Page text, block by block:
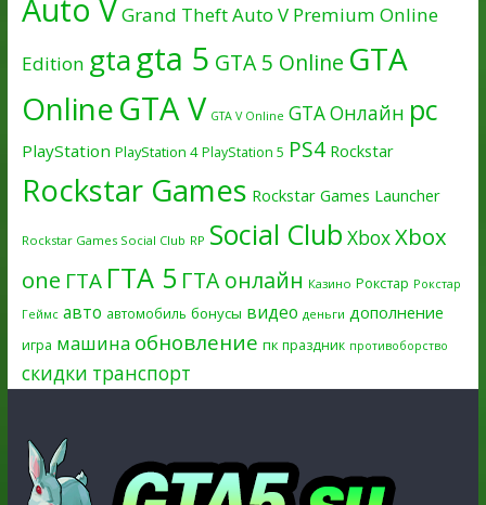
Auto VGrand Theft Auto V Premium Online
Edition gtagta 5 GTA 5 Online GTA
OnlineGTA V GTA V Online GTA Онлайн pc
PlayStation PlayStation 4 PlayStation 5 PS4 Rockstar
Rockstar Games Rockstar Games Launcher
Rockstar Games Social Club RP Social Club XboxXbox
one ГТА ГТА 5 ГТА онлайн Казино Рокстар Рокстар
Геймс авто автомобиль бонусы видео деньги дополнение
игра машина обновление пк праздник противоборство
скидки транспорт